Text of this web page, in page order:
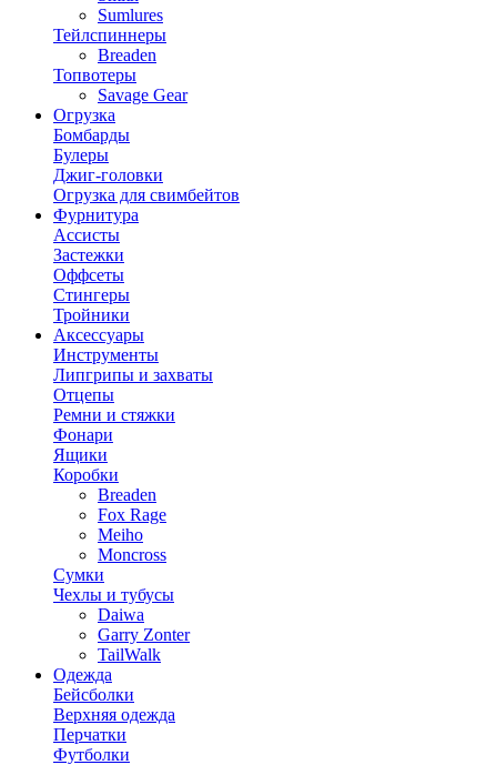
Sumlures
Тейлспиннеры
Breaden
Топвотеры
Savage Gear
Огрузка
Бомбарды
Булеры
Джиг-головки
Огрузка для свимбейтов
Фурнитура
Ассисты
Застежки
Оффсеты
Стингеры
Тройники
Аксессуары
Инструменты
Липгрипы и захваты
Отцепы
Ремни и стяжки
Фонари
Ящики
Коробки
Breaden
Fox Rage
Meiho
Moncross
Сумки
Чехлы и тубусы
Daiwa
Garry Zonter
TailWalk
Одежда
Бейсболки
Верхняя одежда
Перчатки
Футболки